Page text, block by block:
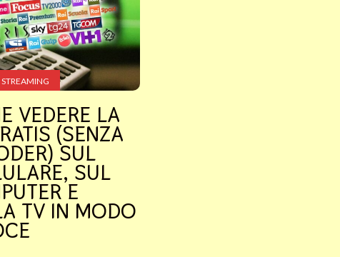
VEDERE LA
(SENZA
SUL
SUL
E
TV IN MODO